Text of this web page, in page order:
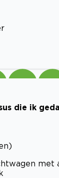
die ik
met